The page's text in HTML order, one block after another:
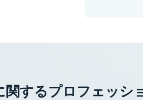
するプロフェッシ